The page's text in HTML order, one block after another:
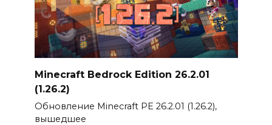
Minecraft Bedrock Edition 26.2.01
(1.26.2)
Обновление Minecraft PE 26.2.01 (1.26.2),
вышедшее